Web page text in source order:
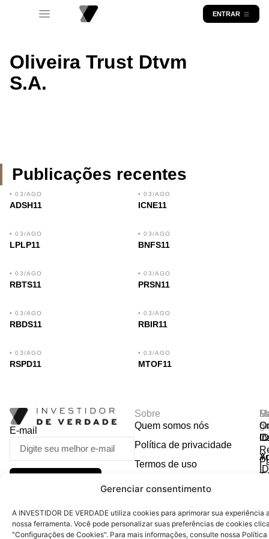
Gerenciar consentimento
A INVESTIDOR DE VERDADE utiliza cookies para aprimorar sua experiência
nossa ferramenta. Você pode personalizar suas preferências de cookies
"Configurações de Cookies". Para mais informações, consulte nossa Política
ENTRAR
Oliveira Trust Dtvm
S.A.
Publicações recentes
• 03/AGO
ADSH11
• 03/AGO
ICNE11
• 03/AGO
LPLP11
• 03/AGO
BNFS11
• 03/AGO
RBTS11
• 03/AGO
PRSN11
• 03/AGO
RBDS11
• 03/AGO
RBIR11
• 03/AGO
RSPD11
• 03/AGO
MTOF11
E-mail
Sobre
Quem somos nós
Política de privacidade
Termos de uso
Fale conosco
© 2026 Investidor de Verdade